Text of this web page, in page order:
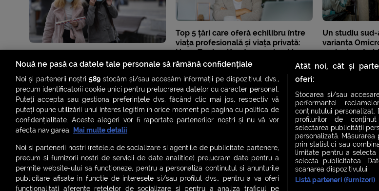
Top 5 țări care oferă echilibru între
viața profesională și viața privată:
Noua Zeelandă este pe primul loc
Un studiu
varianta
periculoasă
nevaccinați
ȘTIRI SMART SHORTS LIVE FEVER BRUNCH FEVER NIGHT FEVER
Nouă ne pasă ca datele tale personale să rămână confidențiale
Noi și partenerii noștri589 stocăm și/sau accesăm informații pe dispozitivul dvs.,
precum identificatorii cookie unici pentru prelucrarea datelor cu caracter personal.
Puteți accepta sau gestiona preferințele dvs. făcând clic mai jos, respectiv vă
puteți opune utilizării unui interes legitim în orice moment pe pagina cu politica de
confidențialitate. Aceste alegeri vor fi raportate partenerilor noștri și nu vă vor
afecta navigarea. Mai multe detalii
Noi si partenerii nostri (retelele de socializare si agentiile de publicitate partenere,
precum si furnizorii nostri de servicii de date analitice) prelucram date pentru a
permite website-ului sa functioneze, pentru a personaliza continutul si anunturile
publicitare afisate in functie de interesele si/sau profilul dvs., pentru a va oferi
functionalitati aferente retelelor de socializare si pentru a analiza traficul pe
Atât noi, cât și
oferi:
Stocarea și/sau
performanței
conținutului personalizat.
profilurilor de
selectarea publicității
personalizată.
prin statistici sau
limitate pentru a
selecta publicitatea.
scanarea dispozitivului.
Listă parteneri (furnizori)